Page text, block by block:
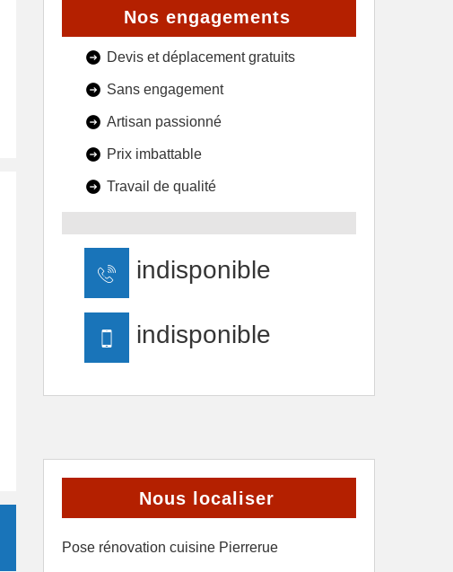
Nos engagements
Devis et déplacement gratuits
Sans engagement
Artisan passionné
Prix imbattable
Travail de qualité
indisponible
indisponible
Nous localiser
Pose rénovation cuisine Pierrerue